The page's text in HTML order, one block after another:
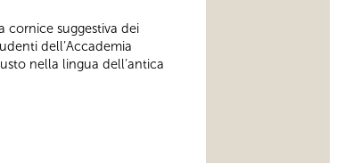
cornice suggestiva dei
dell’Accademia
nella lingua dell’antica